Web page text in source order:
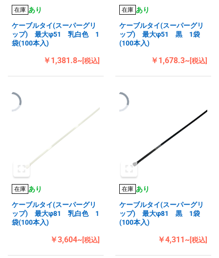
在庫 あり
ケーブルタイ(スーパーグリ
ップ) 最大φ51 乳白色 1
袋(100本入)
￥1,381.8~[税込]
在庫 あり
ケーブルタイ(スーパーグリ
ップ) 最大φ51 黒 1袋
(100本入)
￥1,678.3~[税込]
在庫 あり
ケーブルタイ(スーパーグリ
ップ) 最大φ81 乳白色 1
袋(100本入)
￥3,604~[税込]
在庫 あり
ケーブルタイ(スーパーグリ
ップ) 最大φ81 黒 1袋
(100本入)
￥4,311~[税込]